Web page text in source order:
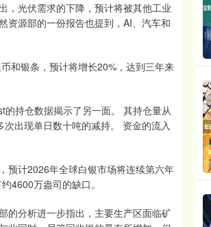
，光伏需求的下降，预计将被其他工业
资源部的一份报告也提到，AI、汽车和
和银条，预计将增长20%，达到三年来
持仓数据揭示了另一面。 其持仓量从
出现单日数十吨的减持。 资金的流入
预计2026年全球白银市场将连续第六年
4600万盎司的缺口。
的分析进一步指出，主要生产区面临矿